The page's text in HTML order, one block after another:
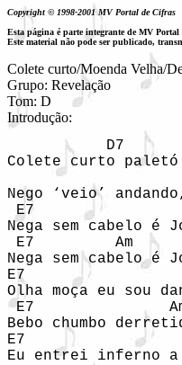
Copyright © 1998-2001 MV Portal de Cifras
Esta página é parte integrante de MV
Este material não pode ser publicado,
Colete curto/Moenda Velha/
Grupo: Revelação
Tom: D
Introdução:
Colete curto paletó
		          D7                   G
Nego ‘veio’
E7                 Am
Nega sem cabelo é
E7         Am
Nega sem cabelo é
E7	      	     Am   D7             G
Olha moça eu sou
E7
Bebo chumbo
E7	                Am	          D7         G
Eu entrei inferno a